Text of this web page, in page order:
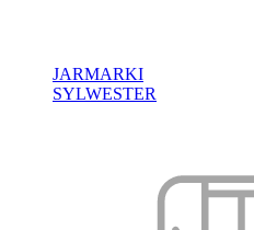
JARMARKI
SYLWESTER